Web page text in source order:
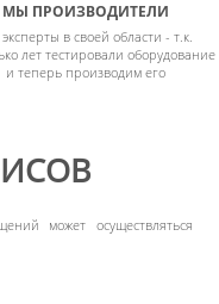
МЫ ПРОИЗВОДИТЕЛИ
в своей области - т.к.
лет тестировали оборудование
и теперь производим его
может осуществляться